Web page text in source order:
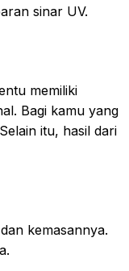
sinar UV.
memiliki
Bagi kamu yang
itu, hasil dari
kemasannya.